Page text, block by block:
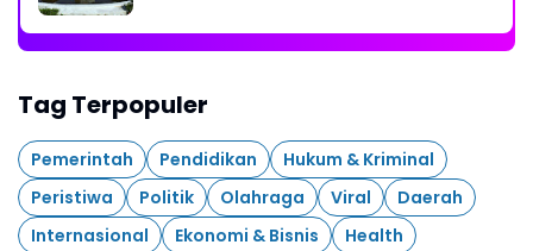
Tag Terpopuler
Pemerintah Pendidikan
Hukum & Kriminal
Peristiwa
Politik Olahraga Viral
Daerah
Internasional
Ekonomi & Bisnis
Health